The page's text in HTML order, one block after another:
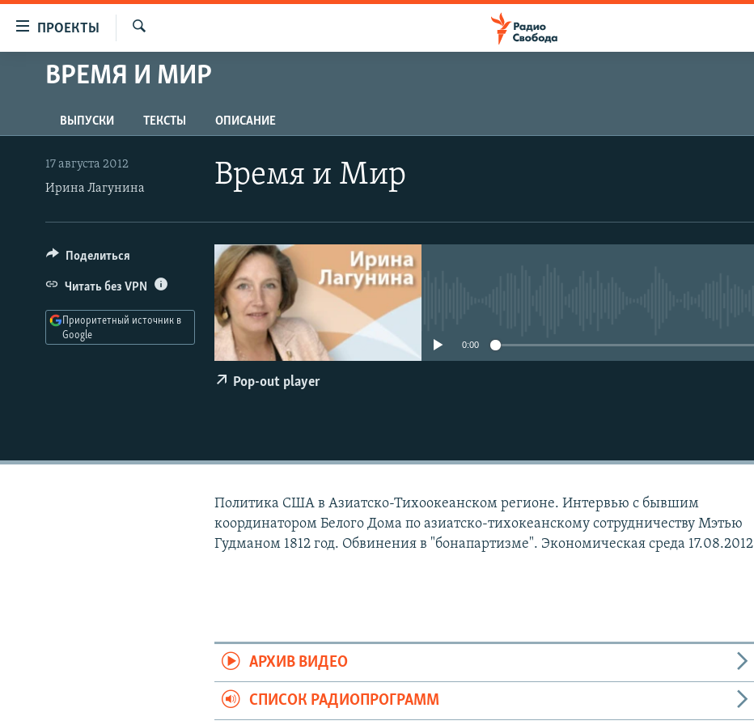
упрощенного
Вернуться
к
основному
содержанию
Вернутся
навигации
Вернутся
ПРОЕКТЫ
ПРОГРАММЫ
АВТОРСКИЕ ПРОЕКТЫ
ЦИТАТЫ СВОБОДЫ
МНЕНИЯ
КУЛЬТУРА
IDEL.РЕАЛИИ
КАВКАЗ.РЕАЛИИ
СЕВЕР.РЕАЛИИ
СИБИРЬ.РЕАЛИИ
ВРЕМЯ И МИР
ВЫПУСКИ ТЕКСТЫ ОПИСАНИЕ
Время и Мир
17 августа 2012
Ирина Лагунина
0:00
Pop-out player
Поделиться
Читать без VPN
Приоритетный источник в
Google
Политика США в Азиатско-Тихоокеанском регионе. Интервью с бывшим
координатором Белого Дома по азиатско-тихокеанскому сотрудничеству Мэтью
Гудманом 1812 год. Обвинения в "бонапартизме". Экономическая среда 17.08.2012
АРХИВ ВИДЕО
СПИСОК РАДИОПРОГРАММ